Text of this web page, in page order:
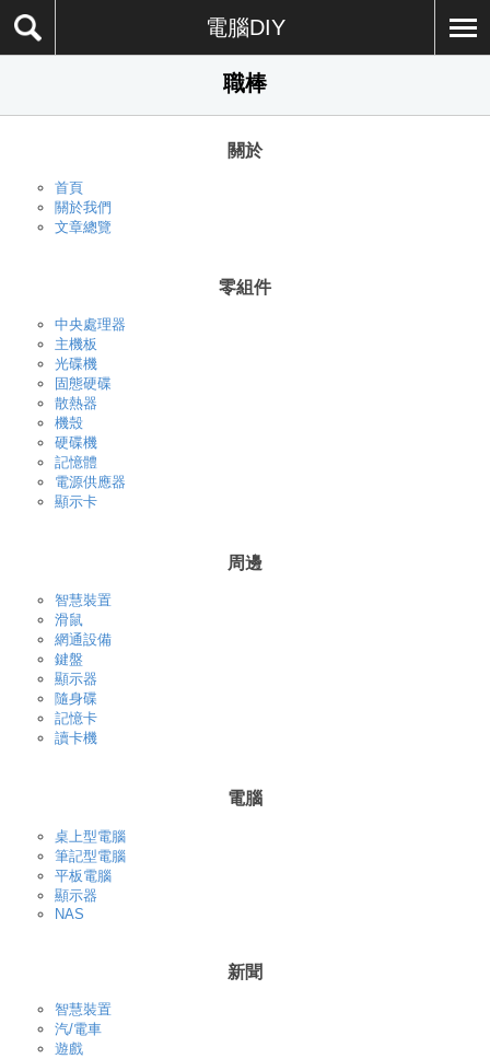
電腦DIY
職棒
關於
首頁
關於我們
文章總覽
零組件
中央處理器
主機板
光碟機
固態硬碟
散熱器
機殼
硬碟機
記憶體
電源供應器
顯示卡
周邊
智慧裝置
滑鼠
網通設備
鍵盤
顯示器
隨身碟
記憶卡
讀卡機
電腦
桌上型電腦
筆記型電腦
平板電腦
顯示器
NAS
新聞
智慧裝置
汽/電車
遊戲